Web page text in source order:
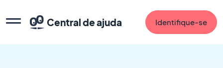
Central de ajuda Identifique-se